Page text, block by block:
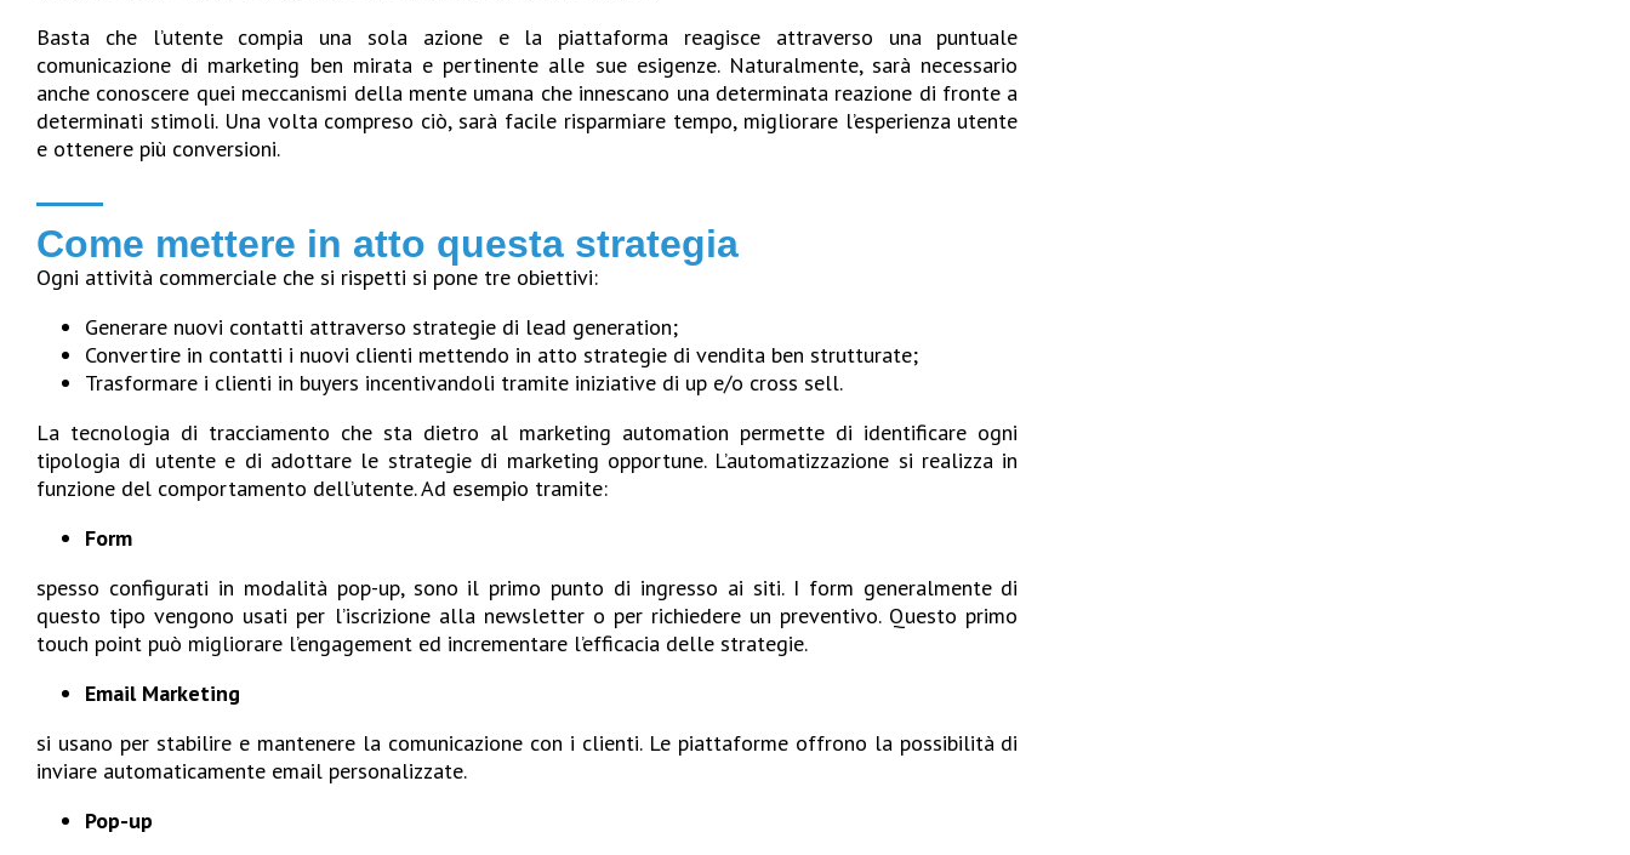
Basta che l’utente compia una sola azione e la piattaforma reagisce attraverso una puntuale
comunicazione di marketing ben mirata e pertinente alle sue esigenze. Naturalmente, sarà necessario
anche conoscere quei meccanismi della mente umana che innescano una determinata reazione di fronte a
determinati stimoli. Una volta compreso ciò, sarà facile risparmiare tempo, migliorare l’esperienza utente
e ottenere più conversioni.
Come mettere in atto questa strategia
Ogni attività commerciale che si rispetti si pone tre obiettivi:
Generare nuovi contatti attraverso strategie di lead generation;
Convertire in contatti i nuovi clienti mettendo in atto strategie di vendita ben strutturate;
Trasformare i clienti in buyers incentivandoli tramite iniziative di up e/o cross sell.
La tecnologia di tracciamento che sta dietro al marketing automation permette di identificare ogni
tipologia di utente e di adottare le strategie di marketing opportune. L’automatizzazione si realizza in
funzione del comportamento dell’utente. Ad esempio tramite:
Form
spesso configurati in modalità pop-up, sono il primo punto di ingresso ai siti. I form generalmente di
questo tipo vengono usati per l’iscrizione alla newsletter o per richiedere un preventivo. Questo primo
touch point può migliorare l’engagement ed incrementare l’efficacia delle strategie.
Email Marketing
si usano per stabilire e mantenere la comunicazione con i clienti. Le piattaforme offrono la possibilità di
inviare automaticamente email personalizzate.
Pop-up